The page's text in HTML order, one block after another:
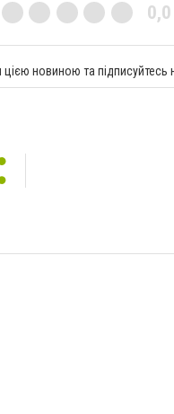
0,0
цією новиною та підписуйтесь